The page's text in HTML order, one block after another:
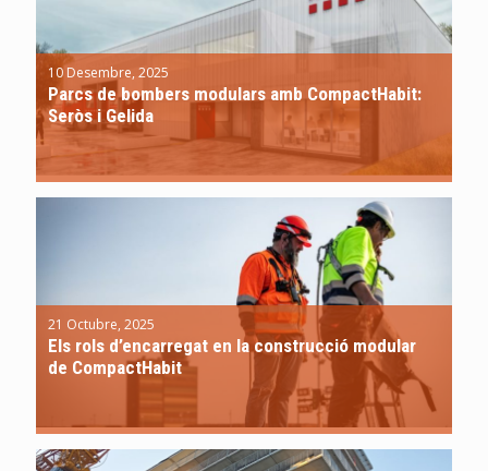
10 Desembre, 2025
Parcs de bombers modulars amb CompactHabit:
Seròs i Gelida
21 Octubre, 2025
Els rols d’encarregat en la construcció modular
de CompactHabit